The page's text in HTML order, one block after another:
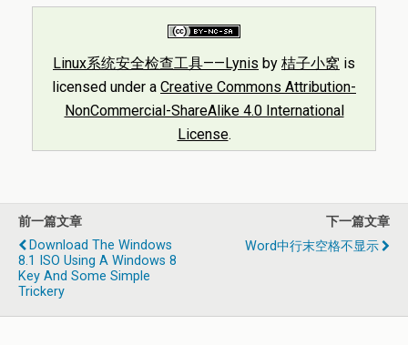
Linux系统安全检查工具——Lynis by 桔子小窝 is
licensed under a Creative Commons Attribution-
NonCommercial-ShareAlike 4.0 International
License.
前一篇文章
Download The Windows
8.1 ISO Using A Windows 8
Key And Some Simple
Trickery
下一篇文章
Word中行末空格不显示